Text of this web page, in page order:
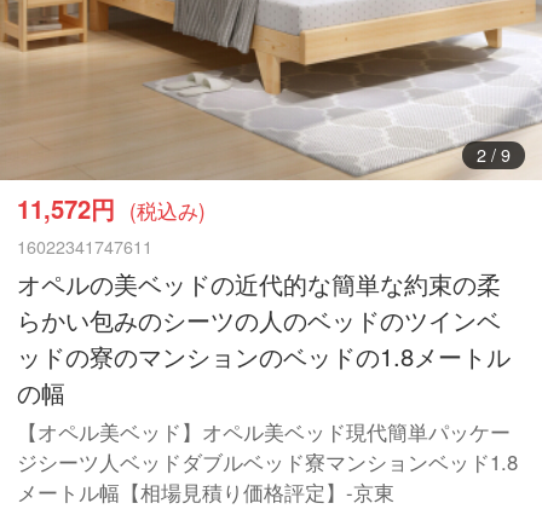
3/ 9
11,572円 (税込み)
16022341747611
オペルの美ベッドの近代的な簡単な約束の柔
らかい包みのシーツの人のベッドのツインベ
ッドの寮のマンションのベッドの1.8メートル
の幅
【オペル美ベッド】オペル美ベッド現代簡単パッケー
ジシーツ人ベッドダブルベッド寮マンションベッド1.8
メートル幅【相場見積り価格評定】-京東